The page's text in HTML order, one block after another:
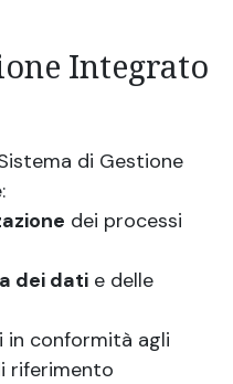
Integrato
di Gestione
dei processi
dei dati e delle
in conformità agli
riferimento